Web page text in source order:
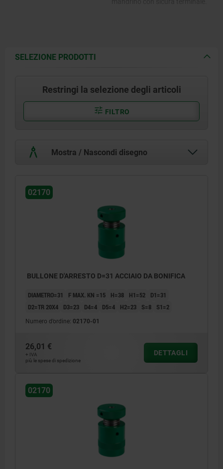
SELEZIONE PRODOTTI
Restringi la selezione degli articoli
FILTRO
Mostra / Nascondi disegno
1) Foro di centraggio per 02210
02170
BULLONE D'ARRESTO D=31 ACCIAIO DA BONIFICA
DIAMETRO=31 F MAX. KN =15 H=38 H1=52
D1=31
D2=TR 20X4
D3=23 D4=4 D5=4 H2=23 S=8 S1=2
Numero d’ordine: 02170-01
26,01 €
+ IVA
più le spese di spedizione
DETTAGLI
02170